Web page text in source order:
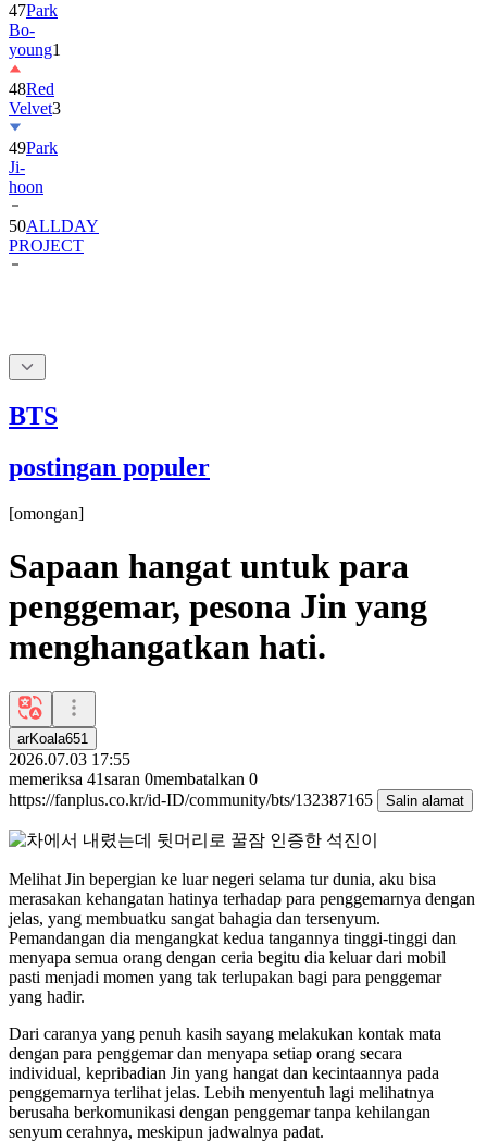
47Park
Bo-
young1
48Red
Velvet3
49Park
Ji-
hoon
50ALLDAY
PROJECT
BTS
postingan populer
[omongan]
Sapaan hangat untuk para
penggemar, pesona Jin yang
menghangatkan hati.
arKoala651
2026.07.03 17:55
memeriksa 41saran 0membatalkan 0
https://fanplus.co.kr/id-ID/community/bts/132387165
Salin alamat
Melihat Jin bepergian ke luar negeri selama tur dunia, aku bisa
merasakan kehangatan hatinya terhadap para penggemarnya dengan
jelas, yang membuatku sangat bahagia dan tersenyum.
Pemandangan dia mengangkat kedua tangannya tinggi-tinggi dan
menyapa semua orang dengan ceria begitu dia keluar dari mobil
pasti menjadi momen yang tak terlupakan bagi para penggemar
yang hadir.
Dari caranya yang penuh kasih sayang melakukan kontak mata
dengan para penggemar dan menyapa setiap orang secara
individual, kepribadian Jin yang hangat dan kecintaannya pada
penggemarnya terlihat jelas. Lebih menyentuh lagi melihatnya
berusaha berkomunikasi dengan penggemar tanpa kehilangan
senyum cerahnya, meskipun jadwalnya padat.